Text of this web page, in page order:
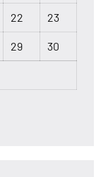
22 23
29 30